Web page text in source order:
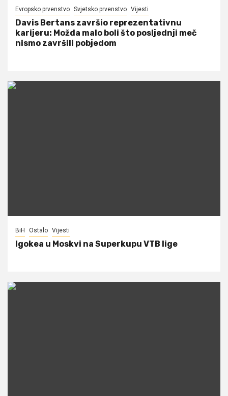
Evropsko prvenstvo Svjetsko prvenstvo Vijesti
Davis Bertans završio reprezentativnu
karijeru: Možda malo boli što posljednji meč
nismo završili pobjedom
BiH Ostalo Vijesti
Igokea u Moskvi na Superkupu VTB lige